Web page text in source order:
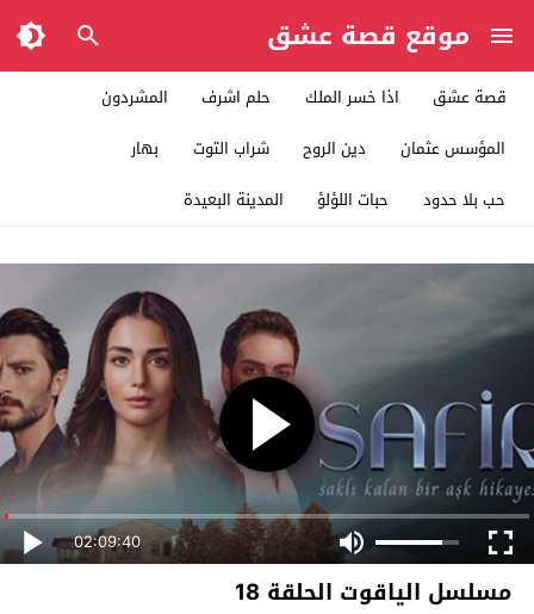
موقع قصة عشق
قصة عشق اذا خسر الملك حلم اشرف
المشردون
المؤسس عثمان
دين الروح شراب التوت
بهار
حب بلا حدود
حبات اللؤلؤ المدينة البعيدة
02:09:40
مسلسل الياقوت الحلقة 18